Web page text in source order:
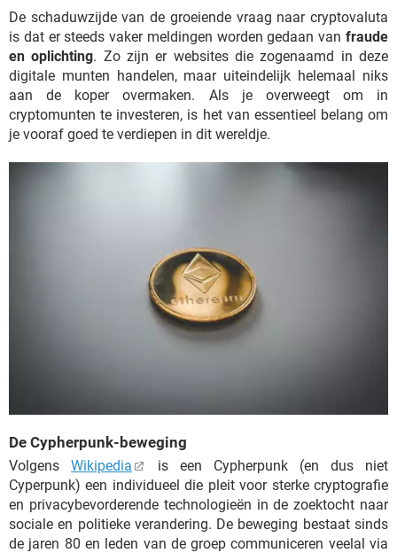
De schaduwzijde van de groeiende vraag naar cryptovaluta
is dat er steeds vaker meldingen worden gedaan van fraude
en oplichting. Zo zijn er websites die zogenaamd in deze
digitale munten handelen, maar uiteindelijk helemaal niks
aan de koper overmaken. Als je overweegt om in
cryptomunten te investeren, is het van essentieel belang om
je vooraf goed te verdiepen in dit wereldje.
De Cypherpunk-beweging
Volgens Wikipedia
is een Cypherpunk (en dus niet
Cyperpunk) een individueel die pleit voor sterke cryptografie
en privacybevorderende technologieën in de zoektocht naar
sociale en politieke verandering. De beweging bestaat sinds
de jaren 80 en leden van de groep communiceren veelal via